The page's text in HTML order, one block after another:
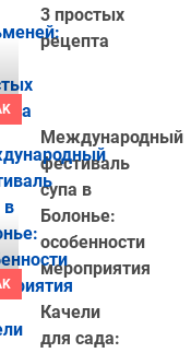
3 простых
рецепта
Международный
фестиваль
супа в
Болонье:
особенности
мероприятия
Качели
для сада: